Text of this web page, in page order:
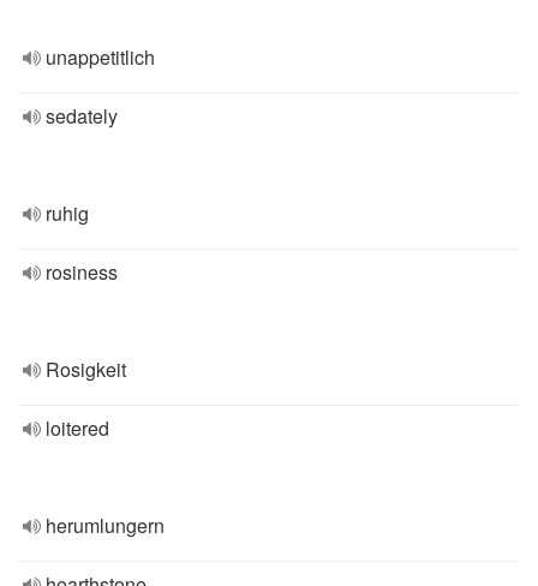
unappetitlich
sedately
ruhig
rosiness
Rosigkeit
loitered
herumlungern